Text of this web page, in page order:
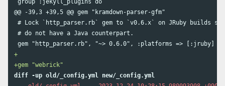
@@ -39,3 +39,5 @@ gem "kramdown-parser-gfm"
# Lock `http_parser.rb` gem to `v0.6.x` on JRuby builds
# do not have a Java counterpart.
+